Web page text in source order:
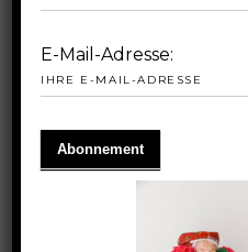
E-Mail-Adresse: